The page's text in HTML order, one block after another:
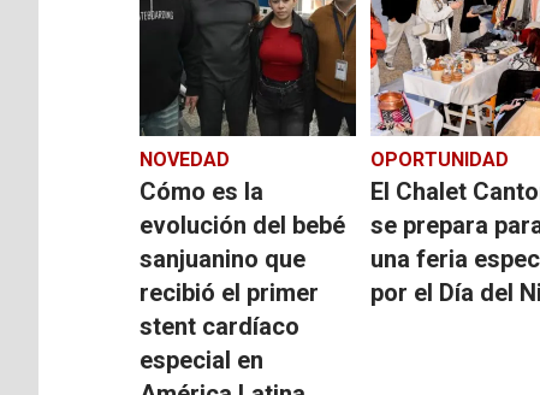
NOVEDAD
Cómo es la
evolución del bebé
sanjuanino que
recibió el primer
stent cardíaco
especial en
OPORTUNIDAD
El Chalet
se prepara
una feria
por el Día del